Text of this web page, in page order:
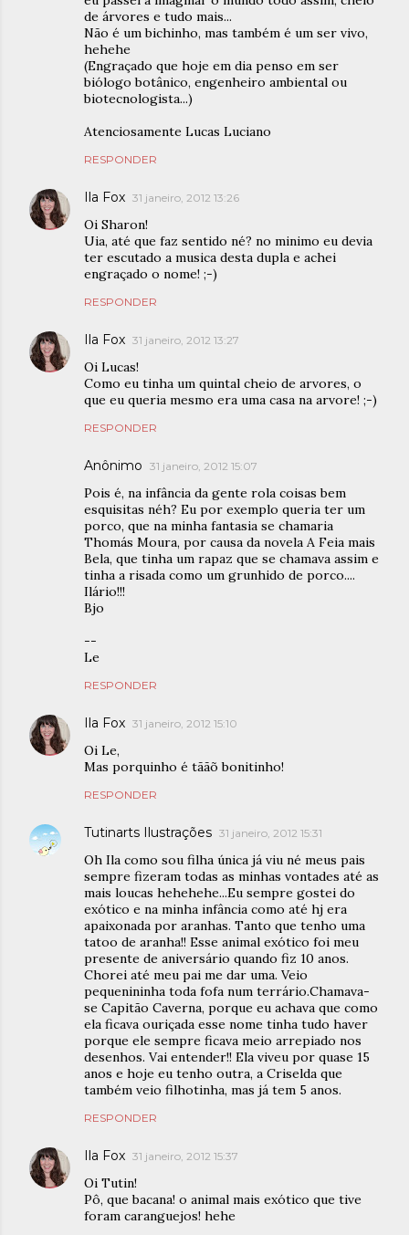
de árvores e tudo mais...
Não é um bichinho, mas também é um ser vivo,
hehehe
(Engraçado que hoje em dia penso em ser
biólogo botânico, engenheiro ambiental ou
biotecnologista...)
Atenciosamente Lucas Luciano
RESPONDER
Ila Fox 31 janeiro, 2012 13:26
Oi Sharon!
Uia, até que faz sentido né? no minimo eu devia
ter escutado a musica desta dupla e achei
engraçado o nome! ;-)
RESPONDER
Ila Fox 31 janeiro, 2012 13:27
Oi Lucas!
Como eu tinha um quintal cheio de arvores, o
que eu queria mesmo era uma casa na arvore! ;-)
RESPONDER
Anônimo 31 janeiro, 2012 15:07
Pois é, na infância da gente rola coisas bem
esquisitas néh? Eu por exemplo queria ter um
porco, que na minha fantasia se chamaria
Thomás Moura, por causa da novela A Feia mais
Bela, que tinha um rapaz que se chamava assim e
tinha a risada como um grunhido de porco....
Ilário!!!
Bjo
--
Le
RESPONDER
Ila Fox 31 janeiro, 2012 15:10
Oi Le,
Mas porquinho é tããõ bonitinho!
RESPONDER
Tutinarts Ilustrações 31 janeiro, 2012 15:31
Oh Ila como sou filha única já viu né meus pais
sempre fizeram todas as minhas vontades até as
mais loucas hehehehe...Eu sempre gostei do
exótico e na minha infância como até hj era
apaixonada por aranhas. Tanto que tenho uma
tatoo de aranha!! Esse animal exótico foi meu
presente de aniversário quando fiz 10 anos.
Chorei até meu pai me dar uma. Veio
pequenininha toda fofa num terrário.Chamava-
se Capitão Caverna, porque eu achava que como
ela ficava ouriçada esse nome tinha tudo haver
porque ele sempre ficava meio arrepiado nos
desenhos. Vai entender!! Ela viveu por quase 15
anos e hoje eu tenho outra, a Criselda que
também veio filhotinha, mas já tem 5 anos.
RESPONDER
Ila Fox 31 janeiro, 2012 15:37
Oi Tutin!
Pô, que bacana! o animal mais exótico que tive
foram caranguejos! hehe